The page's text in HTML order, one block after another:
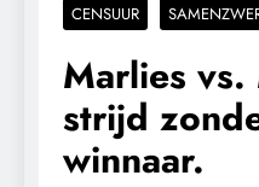
CENSUUR
Marlies vs.
strijd
winnaar.